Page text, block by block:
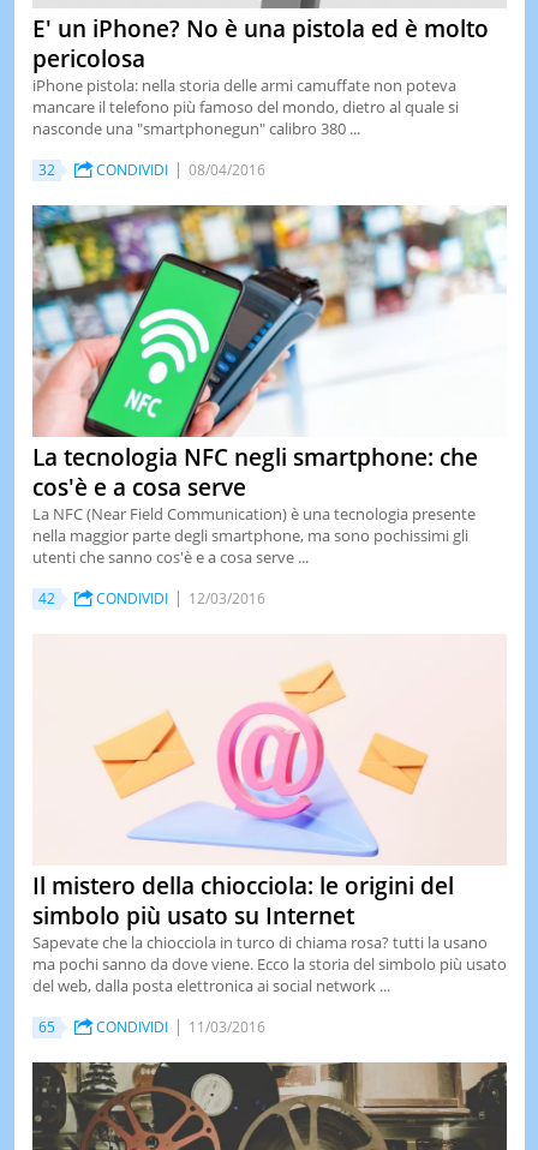
E' un iPhone? No è una pistola ed è molto
pericolosa
iPhone pistola: nella storia delle armi camuffate non poteva
mancare il telefono più famoso del mondo, dietro al quale si
nasconde una "smartphonegun" calibro 380 ...
32 CONDIVIDI 08/04/2016
La tecnologia NFC negli smartphone: che
cos'è e a cosa serve
La NFC (Near Field Communication) è una tecnologia presente
nella maggior parte degli smartphone, ma sono pochissimi gli
utenti che sanno cos'è e a cosa serve ...
42 CONDIVIDI 12/03/2016
Il mistero della chiocciola: le origini del
simbolo più usato su Internet
Sapevate che la chiocciola in turco di chiama rosa? tutti la usano
ma pochi sanno da dove viene. Ecco la storia del simbolo più usato
del web, dalla posta elettronica ai social network ...
65 CONDIVIDI 11/03/2016